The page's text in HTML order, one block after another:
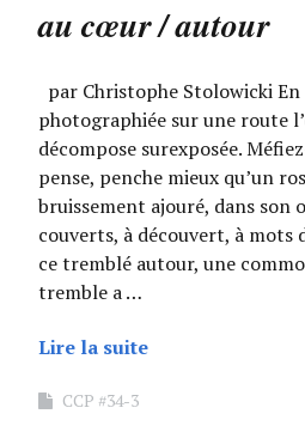
au cœur / autour
par Christophe Stolowicki
photographiée sur une route
décompose surexposée.
pense, penche mieux qu’un
bruissement ajouré, dans son
couverts, à découvert, à mots
ce tremblé autour, une
tremble a …
Lire la suite
CCP #34-3